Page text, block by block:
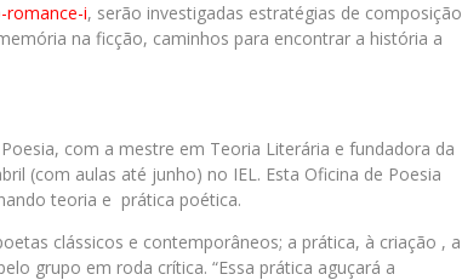
romance-i, serão investigadas estratégias de composição
na ficção, caminhos para encontrar a história a
com a mestre em Teoria Literária e fundadora da
(com aulas até junho) no IEL. Esta Oficina de Poesia
teoria e prática poética.
clássicos e contemporâneos; a prática, à criação , a
grupo em roda crítica. “Essa prática aguçará a